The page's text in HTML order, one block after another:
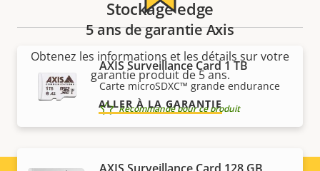
Stockage edge
AXIS Surveillance Card 1 TB
Carte microSDXC™ grande endurance
Recommandé pour ce produit
5 ans de garantie Axis
Obtenez les informations et les détails sur votre
garantie produit de 5 ans.
ALLER À LA GARANTIE